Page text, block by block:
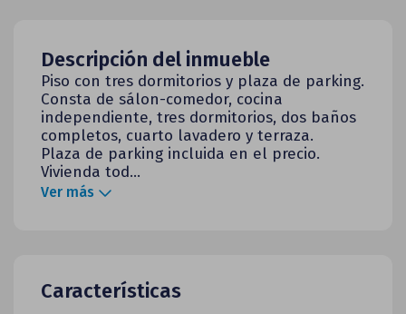
Descripción del inmueble
Piso con tres dormitorios y plaza de parking.
Consta de sálon-comedor, cocina
independiente, tres dormitorios, dos baños
completos, cuarto lavadero y terraza.
Plaza de parking incluida en el precio.
Vivienda tod...
Ver más
Características